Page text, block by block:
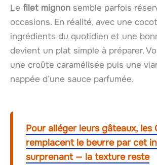
Le filet mignon semble parfois
occasions. En réalité, avec une
ingrédients du quotidien et une
devient un plat simple à préparer.
une croûte caramélisée puis une
nappée d’une sauce parfumée.
Pour alléger leurs gâteaux, les
remplacent le beurre par cet
surprenant — la texture reste